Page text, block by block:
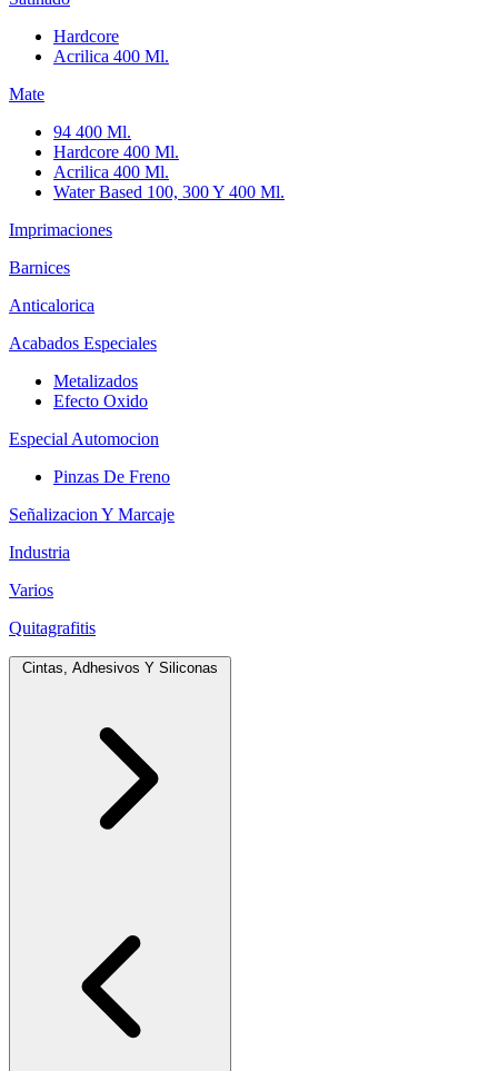
Hardcore
Acrilica 400 Ml.
Mate
94 400 Ml.
Hardcore 400 Ml.
Acrilica 400 Ml.
Water Based 100, 300 Y 400 Ml.
Imprimaciones
Barnices
Anticalorica
Acabados Especiales
Metalizados
Efecto Oxido
Especial Automocion
Pinzas De Freno
Señalizacion Y Marcaje
Industria
Varios
Quitagrafitis
Cintas, Adhesivos Y Siliconas